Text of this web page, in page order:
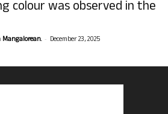
colour was observed in the
Mangalorean. - December 23, 2025